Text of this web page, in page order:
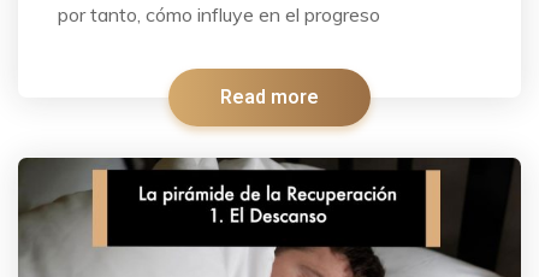
por tanto, cómo influye en el progreso
Read more